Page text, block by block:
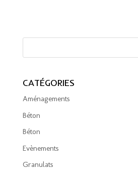
CATÉGORIES
Aménagements
Béton
Béton
Evènements
Granulats